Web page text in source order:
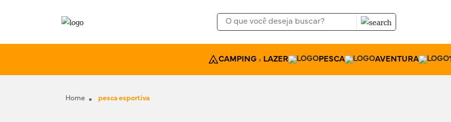
CAMPING & LAZER PESCA AVENTURA
Home pesca esportiva